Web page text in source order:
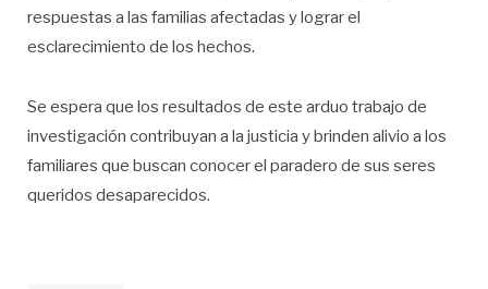
respuestas a las familias afectadas y lograr el
esclarecimiento de los hechos.
Se espera que los resultados de este arduo trabajo de
investigación contribuyan a la justicia y brinden alivio a los
familiares que buscan conocer el paradero de sus seres
queridos desaparecidos.